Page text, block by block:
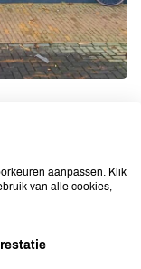
aanpassen. Klik
van alle cookies,